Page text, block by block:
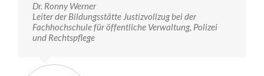
Dr. Ronny Werner
Leiter der Bildungsstätte Justizvollzug bei der
Fachhochschule für öffentliche Verwaltung, Polizei
und Rechtspflege